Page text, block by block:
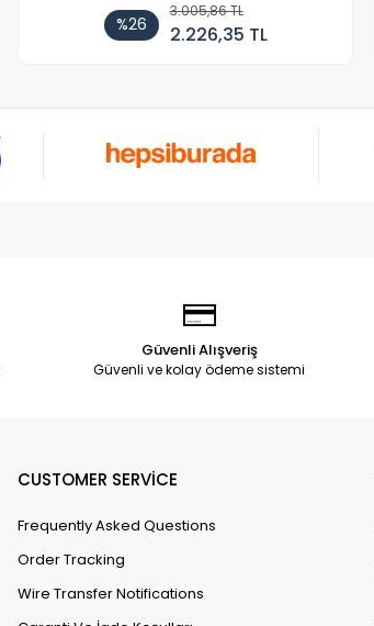
%26
3.005,86 TL
2.226,35 TL
Güvenli Alışveriş
Güvenli ve kolay ödeme sistemi
CUSTOMER SERVİCE
Frequently Asked Questions
Order Tracking
Wire Transfer Notifications